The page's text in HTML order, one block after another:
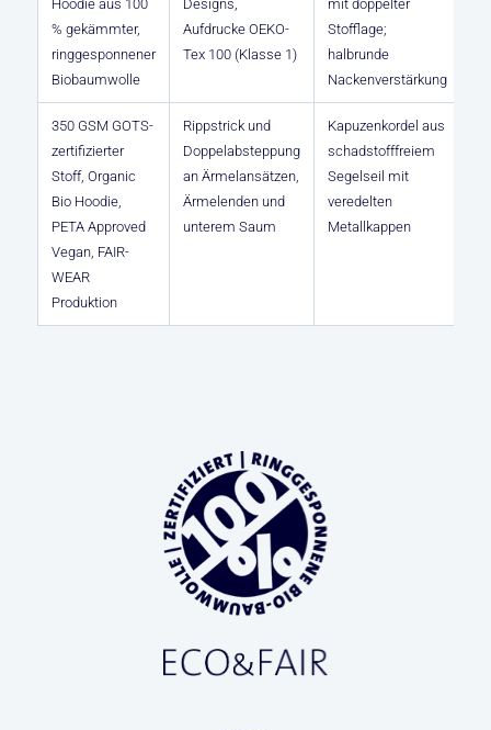
Hoodie aus 100
% gekämmter,
ringgesponnener
Biobaumwolle
Designs,
Aufdrucke OEKO-
Tex 100 (Klasse 1)
mit doppelter
Stofflage;
halbrunde
Nackenverstärkung
350 GSM GOTS-
zertifizierter
Stoff, Organic
Bio Hoodie,
PETA Approved
Vegan, FAIR-
WEAR
Produktion
Rippstrick und
Doppelabsteppung
an Ärmelansätzen,
Ärmelenden und
unterem Saum
Kapuzenkordel aus
schadstofffreiem
Segelseil mit
veredelten
Metallkappen